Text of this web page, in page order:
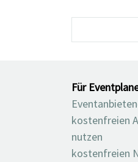
Für
kostenfreien
nutzen
kostenfreien